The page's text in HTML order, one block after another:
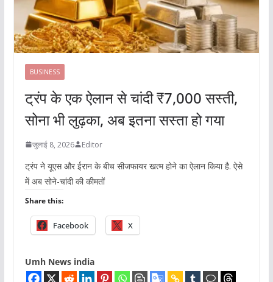
BUSINESS
ट्रंप के एक ऐलान से चांदी ₹7,000 सस्ती,
सोना भी लुढ़का, अब इतना सस्ता हो गया
जुलाई 8, 2026 Editor
ट्रंप ने यूएस और ईरान के बीच सीजफायर खत्म होने का ऐलान किया है. ऐसे
में अब सोने-चांदी की कीमतों
Share this:
Facebook X
Umh News india